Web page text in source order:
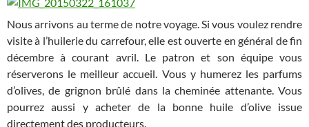
Nous arrivons au terme de notre voyage. Si vous voulez rendre
visite à l’huilerie du carrefour, elle est ouverte en général de fin
décembre à courant avril. Le patron et son équipe vous
réserverons le meilleur accueil. Vous y humerez les parfums
d’olives, de grignon brûlé dans la cheminée attenante. Vous
pourrez aussi y acheter de la bonne huile d’olive issue
directement des producteurs.